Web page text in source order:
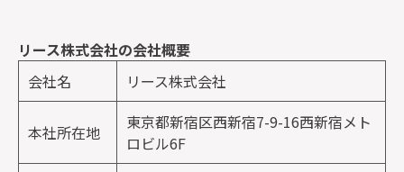
リース株式会社の会社概要
会社名
リース株式会社
本社所在地
東京都新宿区西新宿7-9-16西新宿メト
ロビル6F